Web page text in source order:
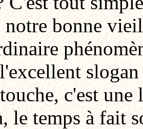
notre bonne
c'est une
le temps à fait